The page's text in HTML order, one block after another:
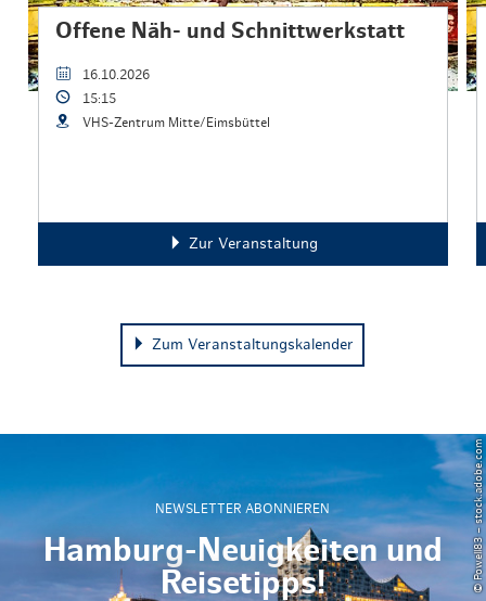
Offene Näh- und Schnittwerkstatt
16.10.2026
15:15
VHS-Zentrum Mitte/Eimsbüttel
Zur Veranstaltung
Zum Veranstaltungskalender
NEWSLETTER ABONNIEREN
Hamburg-Neuigkeiten und
Reisetipps!
© Powell83 – stock.adobe.com